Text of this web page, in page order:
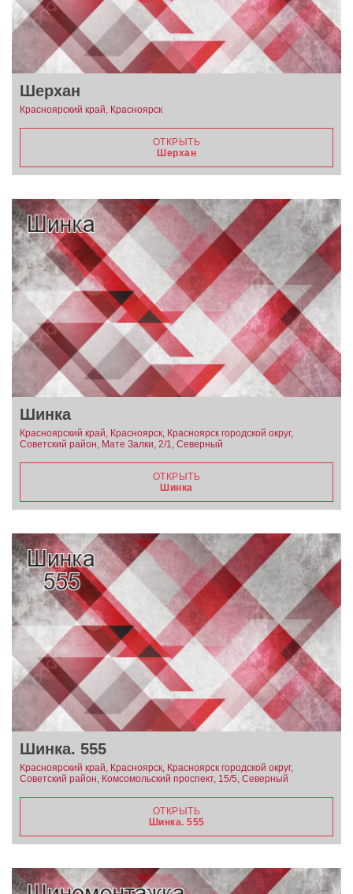
Шерхан
Красноярский край, Красноярск
ОТКРЫТЬ
Шерхан
Шинка
Красноярский край, Красноярск, Красноярск городской округ,
Советский район, Мате Залки, 2/1, Северный
ОТКРЫТЬ
Шинка
Шинка. 555
Красноярский край, Красноярск, Красноярск городской округ,
Советский район, Комсомольский проспект, 15/5, Северный
ОТКРЫТЬ
Шинка. 555